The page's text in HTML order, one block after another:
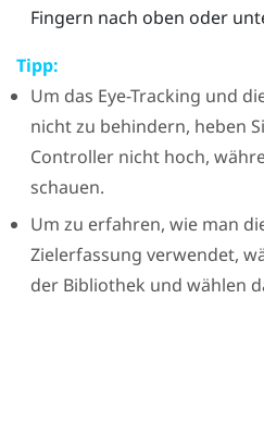
Fingern nach oben oder
Tipp:
Um das Eye-Tracking und
nicht zu behindern, heben
Controller nicht hoch,
schauen.
Um zu erfahren, wie man
Zielerfassung verwendet,
der Bibliothek und wählen